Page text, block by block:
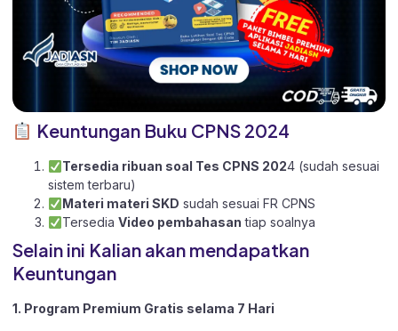
Keuntungan Buku CPNS 2024
Tersedia ribuan soal Tes CPNS 2024 (sudah sesuai
sistem terbaru)
Materi materi SKD sudah sesuai FR CPNS
Tersedia Video pembahasan tiap soalnya
Selain ini Kalian akan mendapatkan
Keuntungan
1. Program Premium Gratis selama 7 Hari